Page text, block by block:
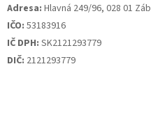
Adresa: Hlavná 249/96, 028 01
IČO: 53183916
IČ DPH: SK2121293779
DIČ: 2121293779